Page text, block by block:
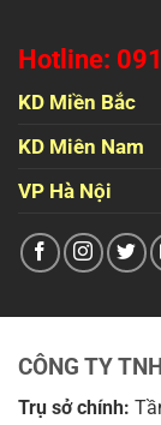
Hotline:
KD Miền Bắc
KD Miên Nam
VP Hà Nội
CÔNG TY
Trụ sở chính: